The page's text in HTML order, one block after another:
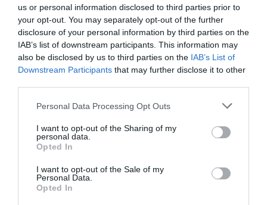
us or personal information disclosed to third parties prior to
your opt-out. You may separately opt-out of the further
disclosure of your personal information by third parties on the
IAB’s list of downstream participants. This information may
also be disclosed by us to third parties on the IAB’s List of
Downstream Participants that may further disclose it to other
Personal Data Processing Opt Outs
I want to opt-out of the Sharing of my
personal data.
Opted In
I want to opt-out of the Sale of my
Personal Data.
Opted In
Συντακτική Επιτροπή
Εθνική Αναγνώριση
Τόμοι/Τεύχη
Συγγραφείς
Ευρετήριο όρων